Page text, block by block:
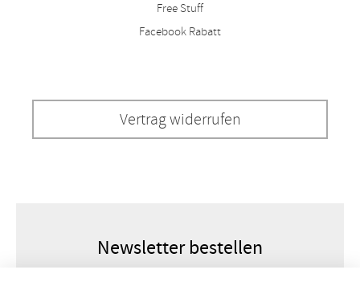
Free Stuff
Facebook Rabatt
Vertrag widerrufen
Newsletter bestellen